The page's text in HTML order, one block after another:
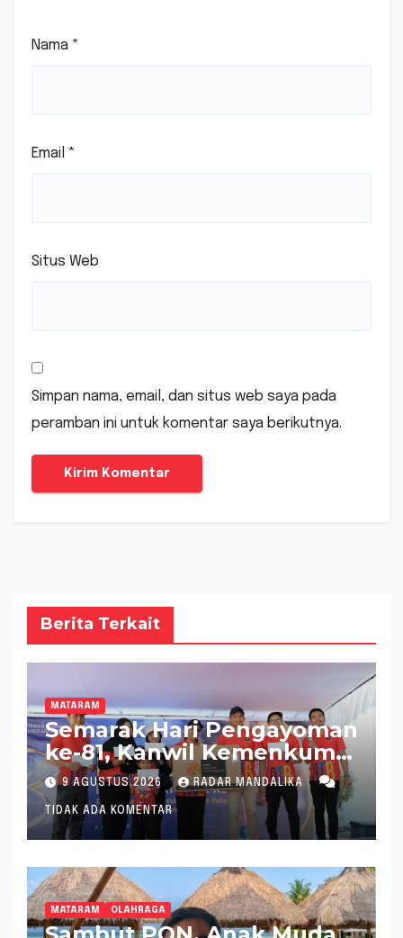
Nama *
Email *
Situs Web
Simpan nama, email, dan situs web saya pada
peramban ini untuk komentar saya berikutnya.
Berita Terkait
MATARAM
Semarak Hari Pengayoman
ke-81, Kanwil Kemenkum
NTB Gelar Fun Walk
Bersama
9 AGUSTUS 2026 RADAR MANDALIKA
TIDAK ADA KOMENTAR
MATARAM OLAHRAGA